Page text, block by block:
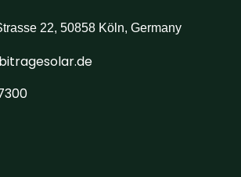
22, 50858 Köln, Germany